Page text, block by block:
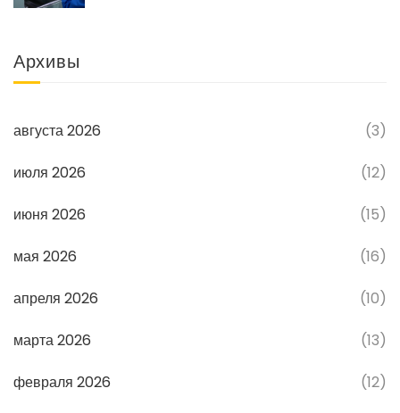
Архивы
августа 2026 (3)
июля 2026 (12)
июня 2026 (15)
мая 2026 (16)
апреля 2026 (10)
марта 2026 (13)
февраля 2026 (12)